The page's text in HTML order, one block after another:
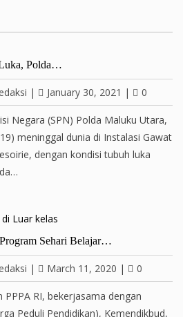
Polda…
| January 30, 2021 | 0
Negara (SPN) Polda Maluku Utara,
meninggal dunia di Instalasi Gawat
dengan kondisi tubuh luka
Sehari Belajar…
| March 11, 2020 | 0
RI, bekerjasama dengan
Peduli Pendidikan), Kemendikbud,